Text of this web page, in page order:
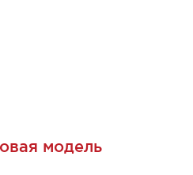
модель